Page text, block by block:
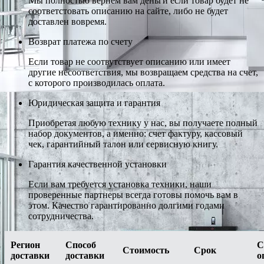
соответстовать описанию на сайте, либо не будет
доставлен вовремя.
Возврат платежа по счету
Если товар не соотвутствует описанию или имеет
другие несоответствия, мы возвращаем средства на счет,
с которого производилась оплата.
Юридическая защита и гарантия
Приобретая любую технику у нас, вы получаете полный
набор документов, а именно: счет фактуру, кассовый
чек, гарантийный талон или сервисную книгу.
Гарантия качественной установки
Если вам требуется установка техники, наши
проверенные партнеры всегда готовы помочь вам в
этом. Качество гарантированно долгими годами
сотрудничества.
Регион
доставки
Способ
доставки
Стоимость Срок